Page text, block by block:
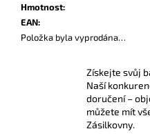
Hmotnost:
EAN:
Položka byla vyprodána…
Získejte svůj
Naší
doručení –
můžete mít
Zásilkovny.
u
u